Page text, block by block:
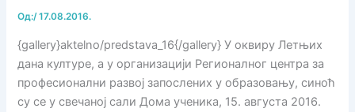
Од:/17.08.2016.
{gallery}aktelno/predstava_16{/gallery} У оквиру Летњих
дана културе, а у организацији Регионалног центра за
професионални развој запослених у образовању, синоћ
су се у свечаној сали Дома ученика, 15. августа 2016.